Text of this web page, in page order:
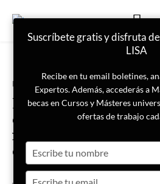
Portada
Primera Cumbre
el Clima:
neocolonialismo o
continental?
Suscríbete gratis y disfruta
LISA
Recibe en tu email boletines,
Expertos. Además, accederás a
becas en Cursos y Másteres
ofertas de trabajo
your
name